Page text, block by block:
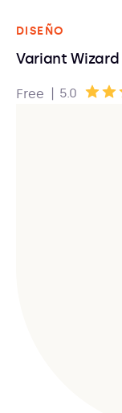
DISEÑO
Variant Wizard
Free | 5.0